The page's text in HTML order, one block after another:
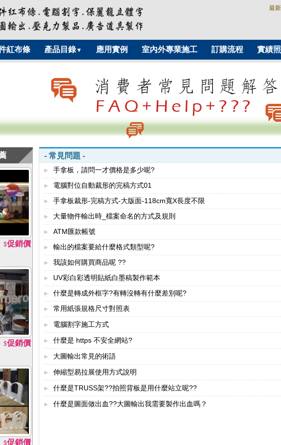
最
紅布條 產品目錄▼ 應用實例 室內外專業施工 訂購流程 實績
- 常見問題 -
▶ 手拿板，請問一才價格是多少呢?
▶ 電腦對位自動裁形的完稿方式01
▶ 手拿板裁形-完稿方式-大版面-118cm寬X長度不限
▶ 大量物件輸出時_檔案命名的方式及規則
▶ ATM匯款帳號
▶ 輸出的檔案要給什麼格式類型呢?
▶ 我該如何購買商品呢 ??
▶ UV彩白彩透明貼紙白墨稿製作範本
▶ 什麼是轉成外框字?有轉沒轉有什麼差別呢?
▶ 常用紙張規格尺寸對照表
▶ 電腦割字施工方式
▶ 什麼是 https 不安全網站?
▶ 大圖輸出常見的術語
▶ 伸縮型易拉展使用方式說明
▶ 什麼是TRUSS架??拍照背板是用什麼站立呢??
▶ 什麼是圖面做出血??大圖輸出我需要製作出血嗎？
$促銷價
$促銷價
$促銷價